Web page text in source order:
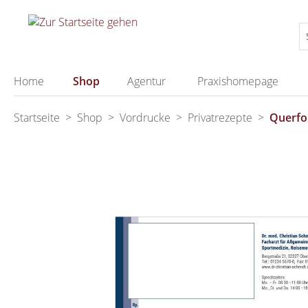
Zur Hauptnavigation springen
Home Shop Agentur Praxishomepage
Startseite > Shop > Vordrucke > Privatrezepte >